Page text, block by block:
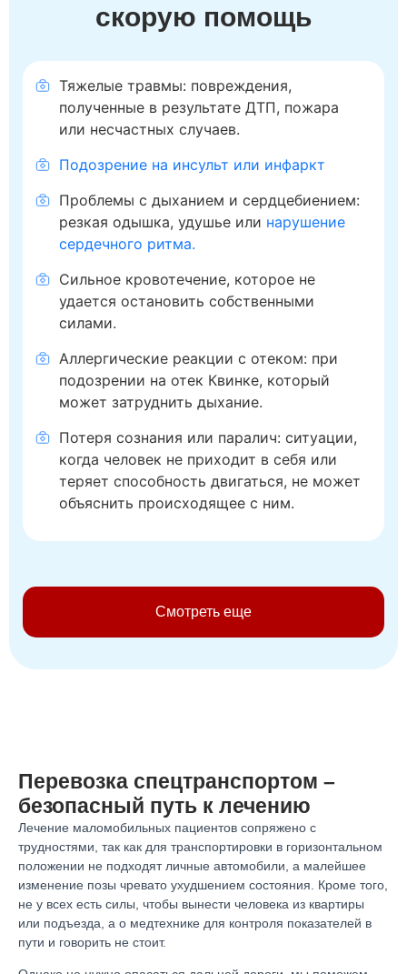
скорую помощь
Тяжелые травмы: повреждения,
полученные в результате ДТП, пожара
или несчастных случаев.
Подозрение на инсульт или инфаркт
Проблемы с дыханием и сердцебиением:
резкая одышка, удушье или нарушение
сердечного ритма.
Сильное кровотечение, которое не
удается остановить собственными
силами.
Аллергические реакции с отеком: при
подозрении на отек Квинке, который
может затруднить дыхание.
Потеря сознания или паралич: ситуации,
когда человек не приходит в себя или
теряет способность двигаться, не может
объяснить происходящее с ним.
Смотреть еще
Перевозка спецтранспортом –
безопасный путь к лечению
Лечение маломобильных пациентов сопряжено с
трудностями, так как для транспортировки в горизонтальном
положении не подходят личные автомобили, а малейшее
изменение позы чревато ухудшением состояния. Кроме того,
не у всех есть силы, чтобы вынести человека из квартиры
или подъезда, а о медтехнике для контроля показателей в
пути и говорить не стоит.